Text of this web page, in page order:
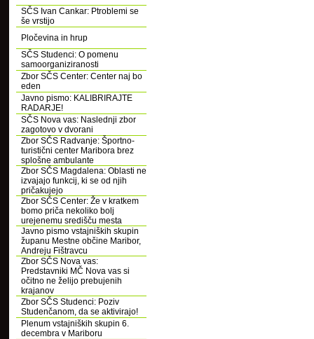
SČS Ivan Cankar: Ptroblemi se
še vrstijo
Pločevina in hrup
SČS Studenci: O pomenu
samoorganiziranosti
Zbor SČS Center: Center naj bo
eden
Javno pismo: KALIBRIRAJTE
RADARJE!
SČS Nova vas: Naslednji zbor
zagotovo v dvorani
Zbor SČS Radvanje: Športno-
turistični center Maribora brez
splošne ambulante
Zbor SČS Magdalena: Oblasti ne
izvajajo funkcij, ki se od njih
pričakujejo
Zbor SČS Center: Že v kratkem
bomo priča nekoliko bolj
urejenemu središču mesta
Javno pismo vstajniških skupin
županu Mestne občine Maribor,
Andreju Fištravcu
Zbor SČS Nova vas:
Predstavniki MČ Nova vas si
očitno ne želijo prebujenih
krajanov
Zbor SČS Studenci: Poziv
Studenčanom, da se aktivirajo!
Plenum vstajniških skupin 6.
decembra v Mariboru